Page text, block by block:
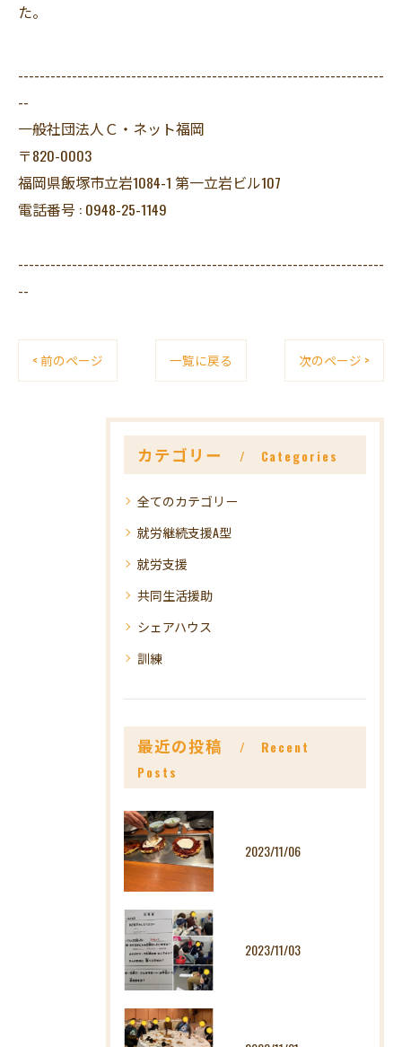
た。
--------------------------------------------------------------------
--
一般社団法人Ｃ・ネット福岡
〒820-0003
福岡県飯塚市立岩1084-1 第一立岩ビル107
電話番号 : 0948-25-1149
--------------------------------------------------------------------
--
< 前のページ 一覧に戻る 次のページ >
カテゴリー Categories
全てのカテゴリー
就労継続支援A型
就労支援
共同生活援助
シェアハウス
訓練
最近の投稿
Recent
Posts
2023/11/06
2023/11/03